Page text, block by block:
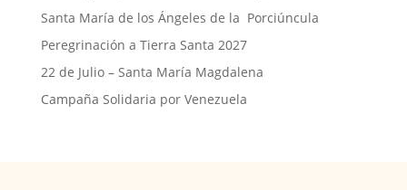
Santa María de los Ángeles de la Porciúncula
Peregrinación a Tierra Santa 2027
22 de Julio – Santa María Magdalena
Campaña Solidaria por Venezuela